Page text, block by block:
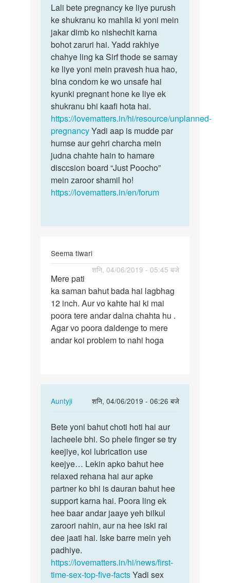
to
Kya
ladke
aur
ladki
ka
Ek…
by
Lali
Lali
bete
pregnancy
ke
liye…
Lali bete pregnancy ke liye purush
ke shukranu ko mahila ki yoni mein
jakar dimb ko nishechit karna
bohot zaruri hai. Yadd rakhiye
chahye ling ka Sirf thode se samay
ke liye yoni mein pravesh hua hao,
bina condom ke wo unsafe hai
kyunki pregnant hone ke liye ek
shukranu bhi kaafi hota hai.
https://lovematters.in/hi/resource/unplanned-
pregnancyYadi aap is mudde par
humse aur gehri charcha mein
judna chahte hain to hamare
disccsion board “Just Poocho”
mein zaroor shamil ho!
https://lovematters.in/en/forum
Seema tiwari
शनि, 04/06/2019 - 05:45 बजे
Mere
pati
ka
saman
bahut…
Mere pati
ka saman bahut bada hai lagbhag
12 inch. Aur vo kahte hai ki mai
poora tere andar dalna chahta hu .
Agar vo poora daldenge to mere
andar koi problem to nahi hoga
Auntyji
शनि, 04/06/2019 - 06:26 बजे
In
to
Mere
pati
ka
saman
bahut…
by
Seema
tiwari
Bete
yoni
bahut
choti
hoti…
Bete yoni bahut choti hoti hai aur
lacheele bhi. So phele finger se try
keejiye, koi lubrication use
keejye… Lekin apko bahut hee
relaxed rehana hai aur apke
partner ko bhi is dauran bahut hee
support karna hai. Poora ling ek
hee baar andar jaaye yeh bilkul
zaroori nahin, aur na hee iski rai
dee jaati hai. Iske barre mein yeh
padhiye.
https://lovematters.in/hi/news/first-
time-sex-top-five-factsYadi sex